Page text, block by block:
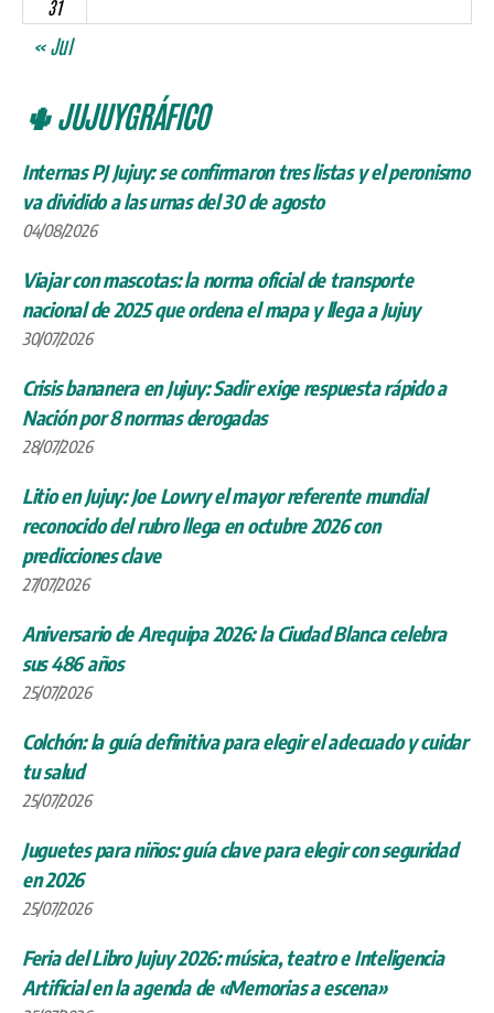
31
« Jul
🌵 JUJUYGRÁFICO
Internas PJ Jujuy: se confirmaron tres listas y el peronismo
va dividido a las urnas del 30 de agosto
04/08/2026
Viajar con mascotas: la norma oficial de transporte
nacional de 2025 que ordena el mapa y llega a Jujuy
30/07/2026
Crisis bananera en Jujuy: Sadir exige respuesta rápido a
Nación por 8 normas derogadas
28/07/2026
Litio en Jujuy: Joe Lowry el mayor referente mundial
reconocido del rubro llega en octubre 2026 con
predicciones clave
27/07/2026
Aniversario de Arequipa 2026: la Ciudad Blanca celebra
sus 486 años
25/07/2026
Colchón: la guía definitiva para elegir el adecuado y cuidar
tu salud
25/07/2026
Juguetes para niños: guía clave para elegir con seguridad
en 2026
25/07/2026
Feria del Libro Jujuy 2026: música, teatro e Inteligencia
Artificial en la agenda de «Memorias a escena»